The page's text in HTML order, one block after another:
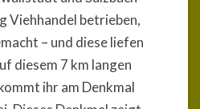
Viehhandel betrieben,
– und diese liefen
diesem 7 km langen
ihr am Denkmal